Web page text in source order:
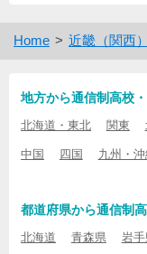
Home 近畿（関西）
地方から通信制高校
北海道・東北 関東
中国 四国 九州・
都道府県から通信制
北海道 青森県 岩